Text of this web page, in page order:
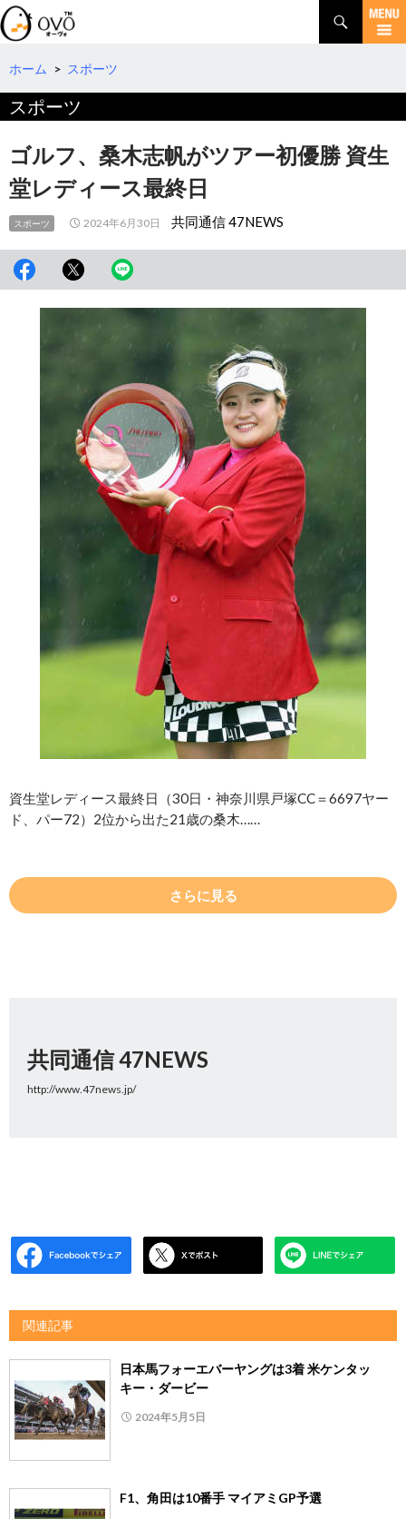
検
索
コ
テ
へ
ホーム > スポーツ
スポーツ
ゴルフ、桑木志帆がツアー初優勝 資生
堂レディース最終日
スポーツ 2024年6月30日 共同通信 47NEWS
資生堂レディース最終日（30日・神奈川県戸塚CC＝6697ヤー
ド、パー72）2位から出た21歳の桑木……
さらに見る
共同通信 47NEWS
http://www.47news.jp/
関連記事
日本馬フォーエバーヤングは3着 米ケンタッ
キー・ダービー
2024年5月5日
F1、角田は10番手 マイアミGP予選